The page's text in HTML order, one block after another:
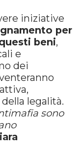
iniziative
per
beni,
e
dei
legalità.
sono